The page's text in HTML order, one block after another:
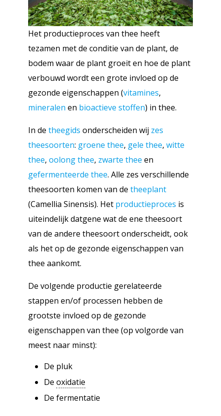
Het productieproces van thee heeft
tezamen met de conditie van de plant, de
bodem waar de plant groeit en hoe de plant
verbouwd wordt een grote invloed op de
gezonde eigenschappen (vitamines,
mineralen en bioactieve stoffen) in thee.
In de theegids onderscheiden wij zes
theesoorten: groene thee, gele thee, witte
thee, oolong thee, zwarte thee en
gefermenteerde thee. Alle zes verschillende
theesoorten komen van de theeplant
(Camellia Sinensis). Het productieproces is
uiteindelijk datgene wat de ene theesoort
van de andere theesoort onderscheidt, ook
als het op de gezonde eigenschappen van
thee aankomt.
De volgende productie gerelateerde
stappen en/of processen hebben de
grootste invloed op de gezonde
eigenschappen van thee (op volgorde van
meest naar minst):
De pluk
De oxidatie
De fermentatie